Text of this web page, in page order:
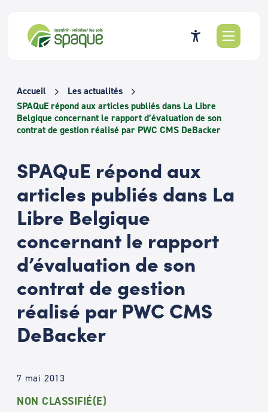
contenu
Accueil
Les actualités
SPAQuE répond aux articles publiés dans La Libre
Belgique concernant le rapport d’évaluation de son
contrat de gestion réalisé par PWC CMS DeBacker
SPAQuE répond aux
articles publiés dans La
Libre Belgique
concernant le rapport
d’évaluation de son
contrat de gestion
réalisé par PWC CMS
DeBacker
7 mai 2013
NON CLASSIFIÉ(E)